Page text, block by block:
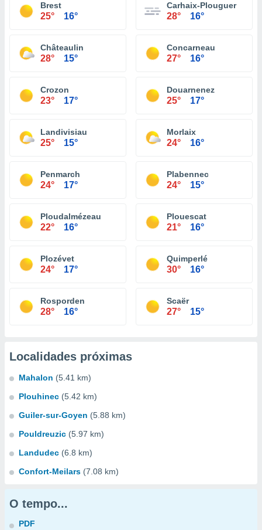
Brest
25° 16°
Carhaix-Plouguer
28° 16°
Châteaulin
28° 15°
Concarneau
27° 16°
Crozon
23° 17°
Douarnenez
25° 17°
Landivisiau
25° 15°
Morlaix
24° 16°
Penmarch
24° 17°
Plabennec
24° 15°
Ploudalmézeau
22° 16°
Plouescat
21° 16°
Plozévet
24° 17°
Quimperlé
30° 16°
Rosporden
28° 16°
Scaër
27° 15°
Localidades próximas
Mahalon (5.41 km)
Plouhinec (5.42 km)
Guiler-sur-Goyen (5.88 km)
Pouldreuzic (5.97 km)
Landudec (6.8 km)
Confort-Meilars (7.08 km)
O tempo...
PDF